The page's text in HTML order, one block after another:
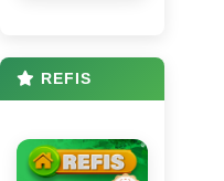
REFIS